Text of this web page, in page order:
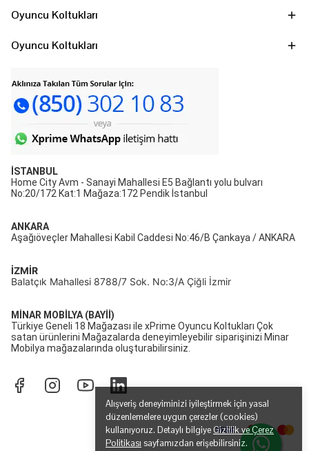
Alışveriş deneyiminizi iyileştirmek için yasal
düzenlemelere uygun çerezler (cookies)
kullanıyoruz. Detaylı bilgiye Gizlilik ve Çerez
Politikası sayfamızdan erişebilirsiniz.
Oyuncu Koltukları
Oyuncu Koltukları
İSTANBUL
Home City Avm - Sanayi Mahallesi E5 Bağlantı yolu bulvarı
No:20/172 Kat:1 Mağaza:172 Pendik İstanbul
ANKARA
Aşağıöveçler Mahallesi Kabil Caddesi No:46/B Çankaya / ANKARA
İZMİR
Balatçık Mahallesi 8788/7 Sok. No:3/A Çiğli İzmir
MİNAR MOBİLYA (BAYİİ)
Türkiye Geneli 18 Mağazası ile xPrime Oyuncu Koltukları Çok
satan ürünlerini Mağazalarda deneyimleyebilir siparişinizi Minar
Mobilya mağazalarında oluşturabilirsiniz.